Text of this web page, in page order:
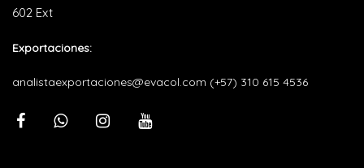
602 Ext
Exportaciones:
analistaexportaciones@evacol.com (+57) 310 615 4536